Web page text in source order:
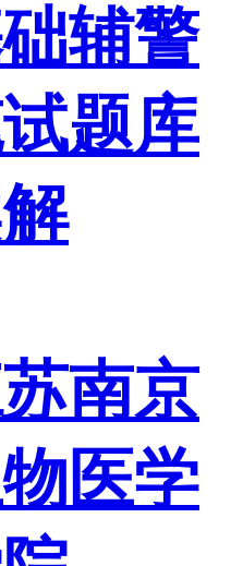
辅警
题库
南京
医学